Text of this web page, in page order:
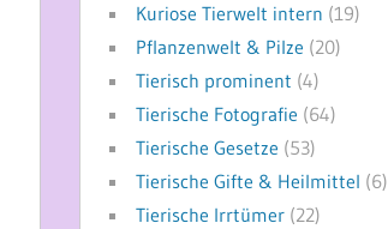
Kuriose Tierwelt intern (19)
Pflanzenwelt & Pilze (20)
Tierisch prominent (4)
Tierische Fotografie (64)
Tierische Gesetze (53)
Tierische Gifte & Heilmittel (6)
Tierische Irrtümer (22)